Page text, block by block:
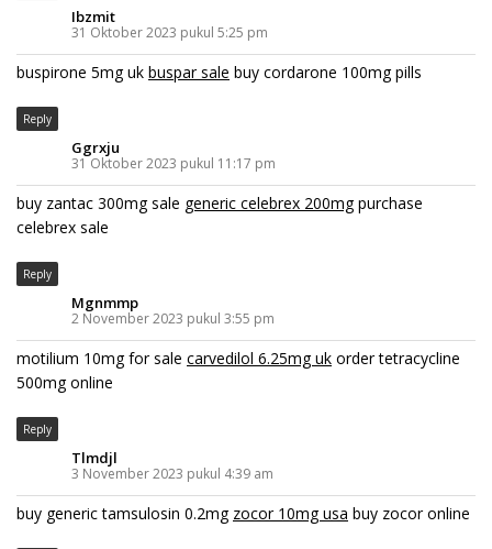
Ibzmit
31 Oktober 2023 pukul 5:25 pm
buspirone 5mg uk buspar sale buy cordarone 100mg pills
Reply
Ggrxju
31 Oktober 2023 pukul 11:17 pm
buy zantac 300mg sale generic celebrex 200mgpurchase
celebrex sale
Reply
Mgnmmp
2 November 2023 pukul 3:55 pm
motilium 10mg for sale carvedilol 6.25mg uk order tetracycline
500mg online
Reply
Tlmdjl
3 November 2023 pukul 4:39 am
buy generic tamsulosin 0.2mg zocor 10mg usa buy zocor online